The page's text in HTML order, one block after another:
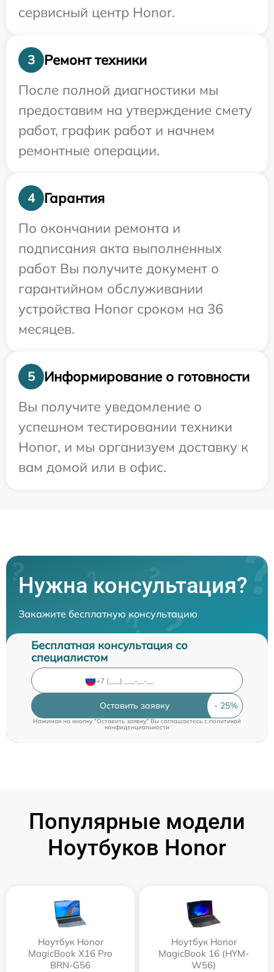
сервисный центр Honor.
3
Ремонт техники
После полной диагностики мы
предоставим на утверждение смету
работ, график работ и начнем
ремонтные операции.
4
Гарантия
По окончании ремонта и
подписания акта выполненных
работ Вы получите документ о
гарантийном обслуживании
устройства Honor сроком на 36
месяцев.
5
Информирование о готовности
Вы получите уведомление о
успешном тестировании техники
Honor, и мы организуем доставку к
вам домой или в офис.
Нужна консультация?
Закажите бесплатную консультацию
Бесплатная консультация со
специалистом
Оставить заявку
Нажимая на кнопку "Оставить заявку" Вы соглашаетесь c политикой
конфиденциальности
Популярные модели
Ноутбуков Honor
Ноутбук Honor
MagicBook X16 Pro
BRN-G56
Ноутбук Honor
MagicBook 16 (HYM-
W56)